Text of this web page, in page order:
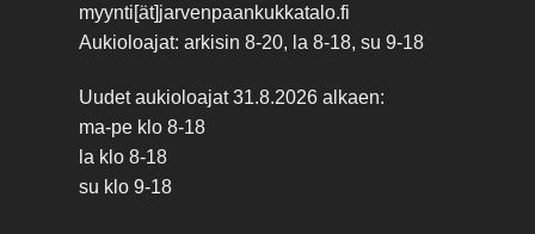
myynti[ät]jarvenpaankukkatalo.fi
Aukioloajat: arkisin 8-20, la 8-18, su 9-18
Uudet aukioloajat 31.8.2026 alkaen:
ma-pe klo 8-18
la klo 8-18
su klo 9-18